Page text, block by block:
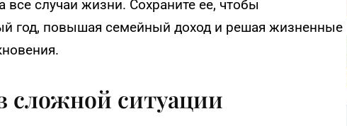
все случаи жизни. Сохраните ее, чтобы
год, повышая семейный доход и решая жизненные
сложной ситуации